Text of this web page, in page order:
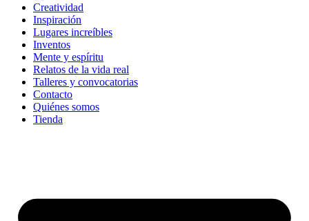
Creatividad
Inspiración
Lugares increíbles
Inventos
Mente y espíritu
Relatos de la vida real
Talleres y convocatorias
Contacto
Quiénes somos
Tienda